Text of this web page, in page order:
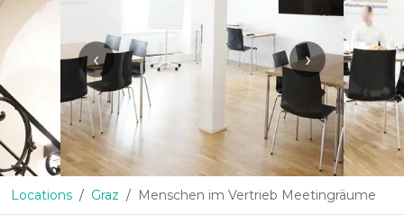
‹ ›
Locations Graz Menschen im Vertrieb Meetingräume